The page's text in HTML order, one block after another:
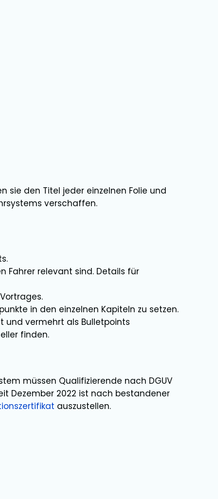
sie den Titel jeder einzelnen Folie und
verschaffen.
Fahrer relevant sind. Details für
in den einzelnen Kapiteln zu setzen.
und vermehrt als Bulletpoints
finden.
müssen Qualifizierende nach DGUV
Dezember 2022 ist nach bestandener
auszustellen.